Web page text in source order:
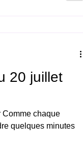
20 juillet
Comme chaque
quelques minutes